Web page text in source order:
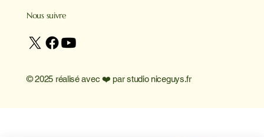
Nous suivre
© 2025 réalisé avec ❤️ parstudio niceguys.fr